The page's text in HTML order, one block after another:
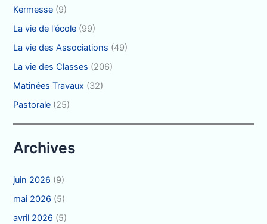
Kermesse (9)
La vie de l'école (99)
La vie des Associations (49)
La vie des Classes (206)
Matinées Travaux (32)
Pastorale (25)
Archives
juin 2026 (9)
mai 2026 (5)
avril 2026 (5)